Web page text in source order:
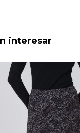
interesar